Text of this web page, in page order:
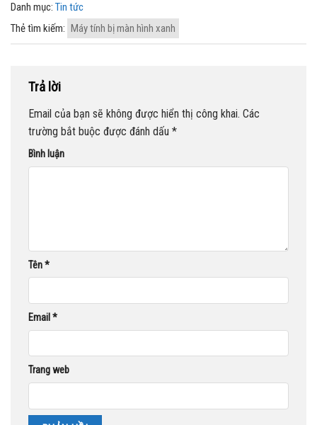
Danh mục: Tin tức
Thẻ tìm kiếm: Máy tính bị màn hình xanh
Trả lời
Email của bạn sẽ không được hiển thị công khai. Các
trường bắt buộc được đánh dấu *
Bình luận
Tên*
Email *
Trang web